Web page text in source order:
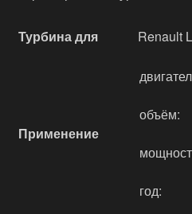
Турбина для Renault
Применение
объём:
год: